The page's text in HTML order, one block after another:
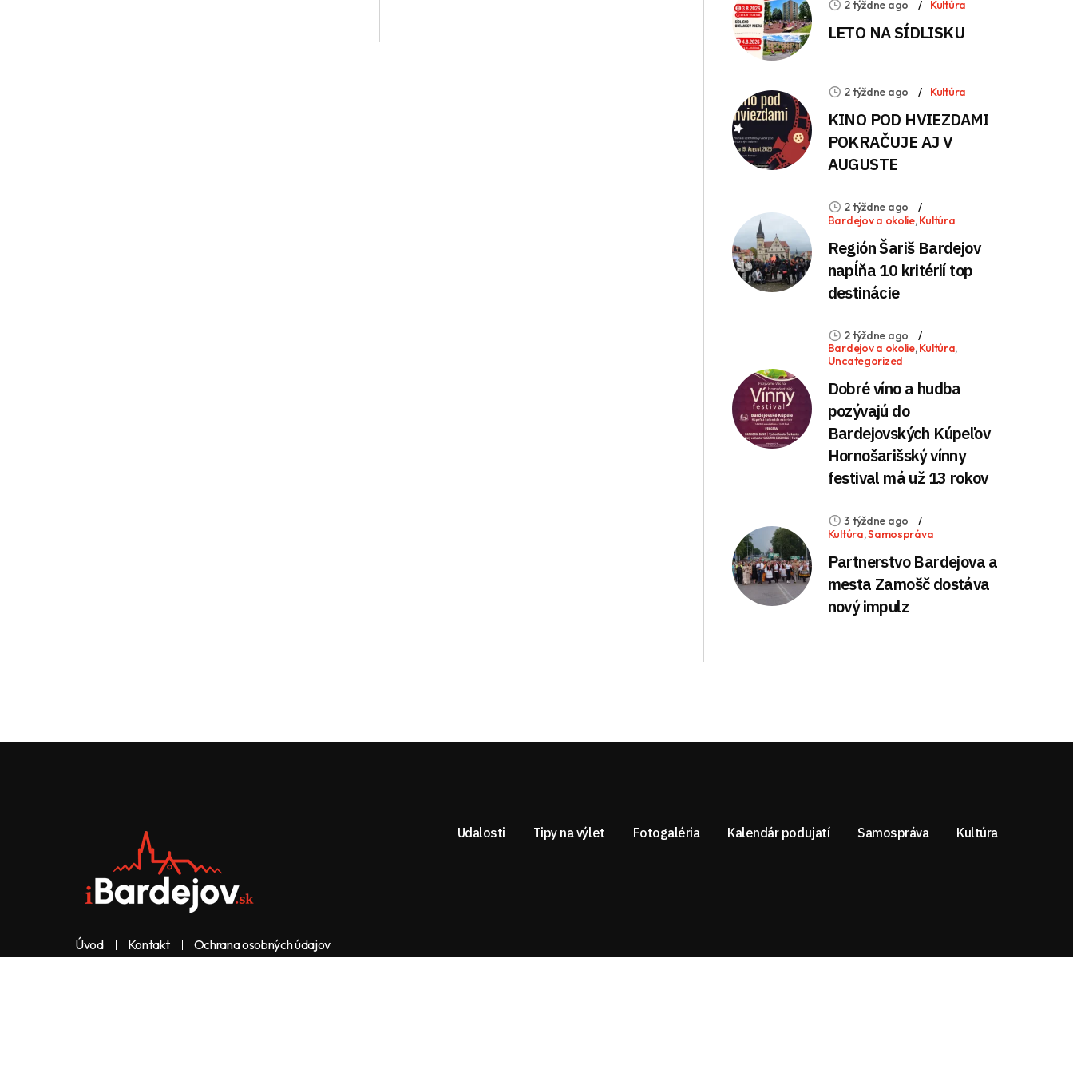
2 týždne ago Kultúra
LETO NA SÍDLISKU
2 týždne ago Kultúra
KINO POD HVIEZDAMI
POKRAČUJE AJ V
AUGUSTE
2 týždne ago
Bardejov a okolie,Kultúra
Región Šariš Bardejov
napĺňa 10 kritérií top
destinácie
2 týždne ago
Bardejov a okolie,Kultúra,
Uncategorized
Dobré víno a hudba
pozývajú do
Bardejovských Kúpeľov
Hornošarišský vínny
festival má už 13 rokov
3 týždne ago
Kultúra,Samospráva
Partnerstvo Bardejova a
mesta Zamošč dostáva
nový impulz
Úvod Kontakt Ochrana osobných údajov
Udalosti Tipy na výlet Fotogaléria Kalendár podujatí Samospráva Kultúra